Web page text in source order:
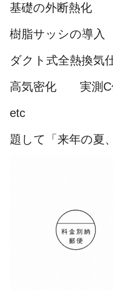
基礎の外断熱化
樹脂サッシの導入
ダクト式全熱換気
高気密化 実測C
etc
題して「来年の夏